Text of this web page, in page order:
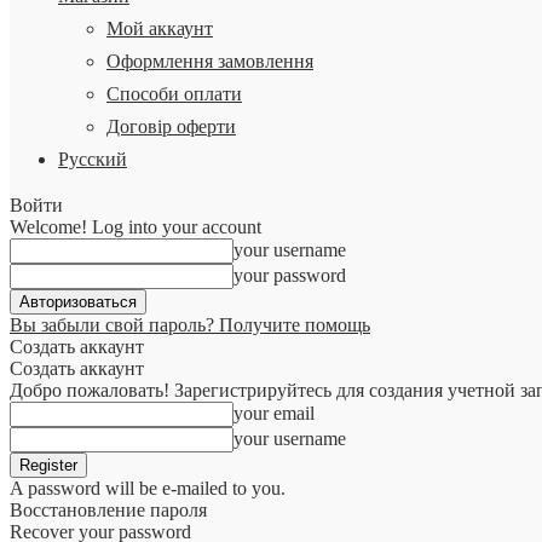
Мой аккаунт
Оформлення замовлення
Способи оплати
Договір оферти
Русский
Войти
Welcome! Log into your account
your username
your password
Вы забыли свой пароль? Получите помощь
Создать аккаунт
Создать аккаунт
Добро пожаловать! Зарегистрируйтесь для создания учетной
your email
your username
A password will be e-mailed to you.
Восстановление пароля
Recover your password